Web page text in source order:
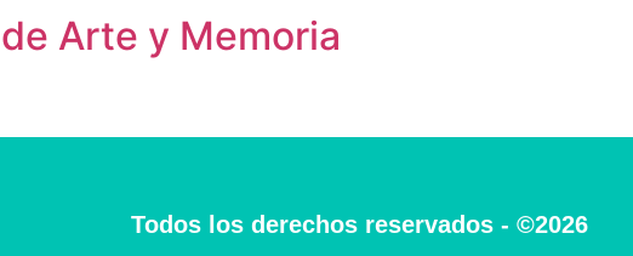
Arte y Memoria
Todos los derechos reservados - ©2026